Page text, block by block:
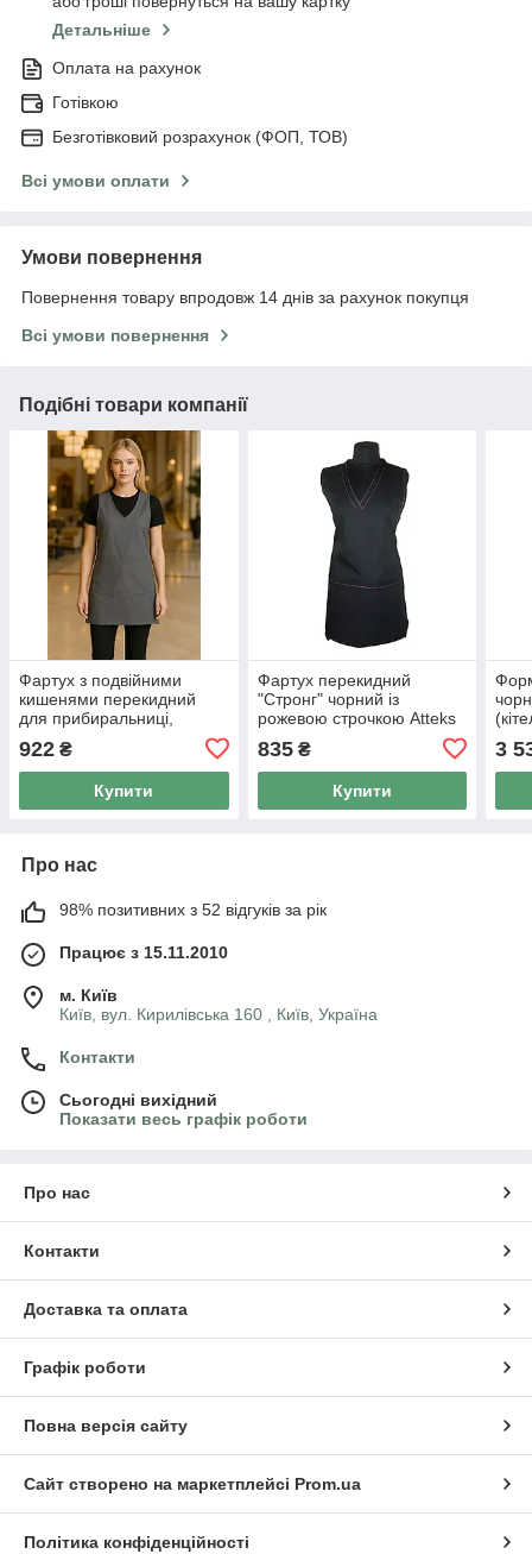
Детальніше
Оплата на рахунок
Готівкою
Безготівковий розрахунок (ФОП, ТОВ)
Всі умови оплати
Умови повернення
Повернення товару впродовж 14 днів за рахунок покупця
Всі умови повернення
Подібні товари компанії
Фартух з подвійними
кишенями перекидний
для прибиральниці,
подібний Atteks - 00431
922 ₴
Купити
Фартух перекидний
"Стронг" чорний із
рожевою строчкою Atteks
835₴
Купити
3
Про нас
98% позитивних з 52 відгуків за рік
Працює з 15.11.2010
м. Київ
Київ, вул. Кирилівська 160 , Київ, Україна
Контакти
Сьогодні вихідний
Показати весь графік роботи
Про нас
Контакти
Доставка та оплата
Графік роботи
Повна версія сайту
Сайт створено на маркетплейсі Prom.ua
Політика конфіденційності